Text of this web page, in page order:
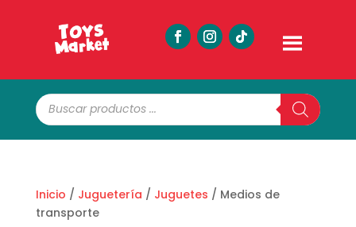
Búsqueda
de
productos
Inicio / Juguetería / Juguetes / Medios de
transporte